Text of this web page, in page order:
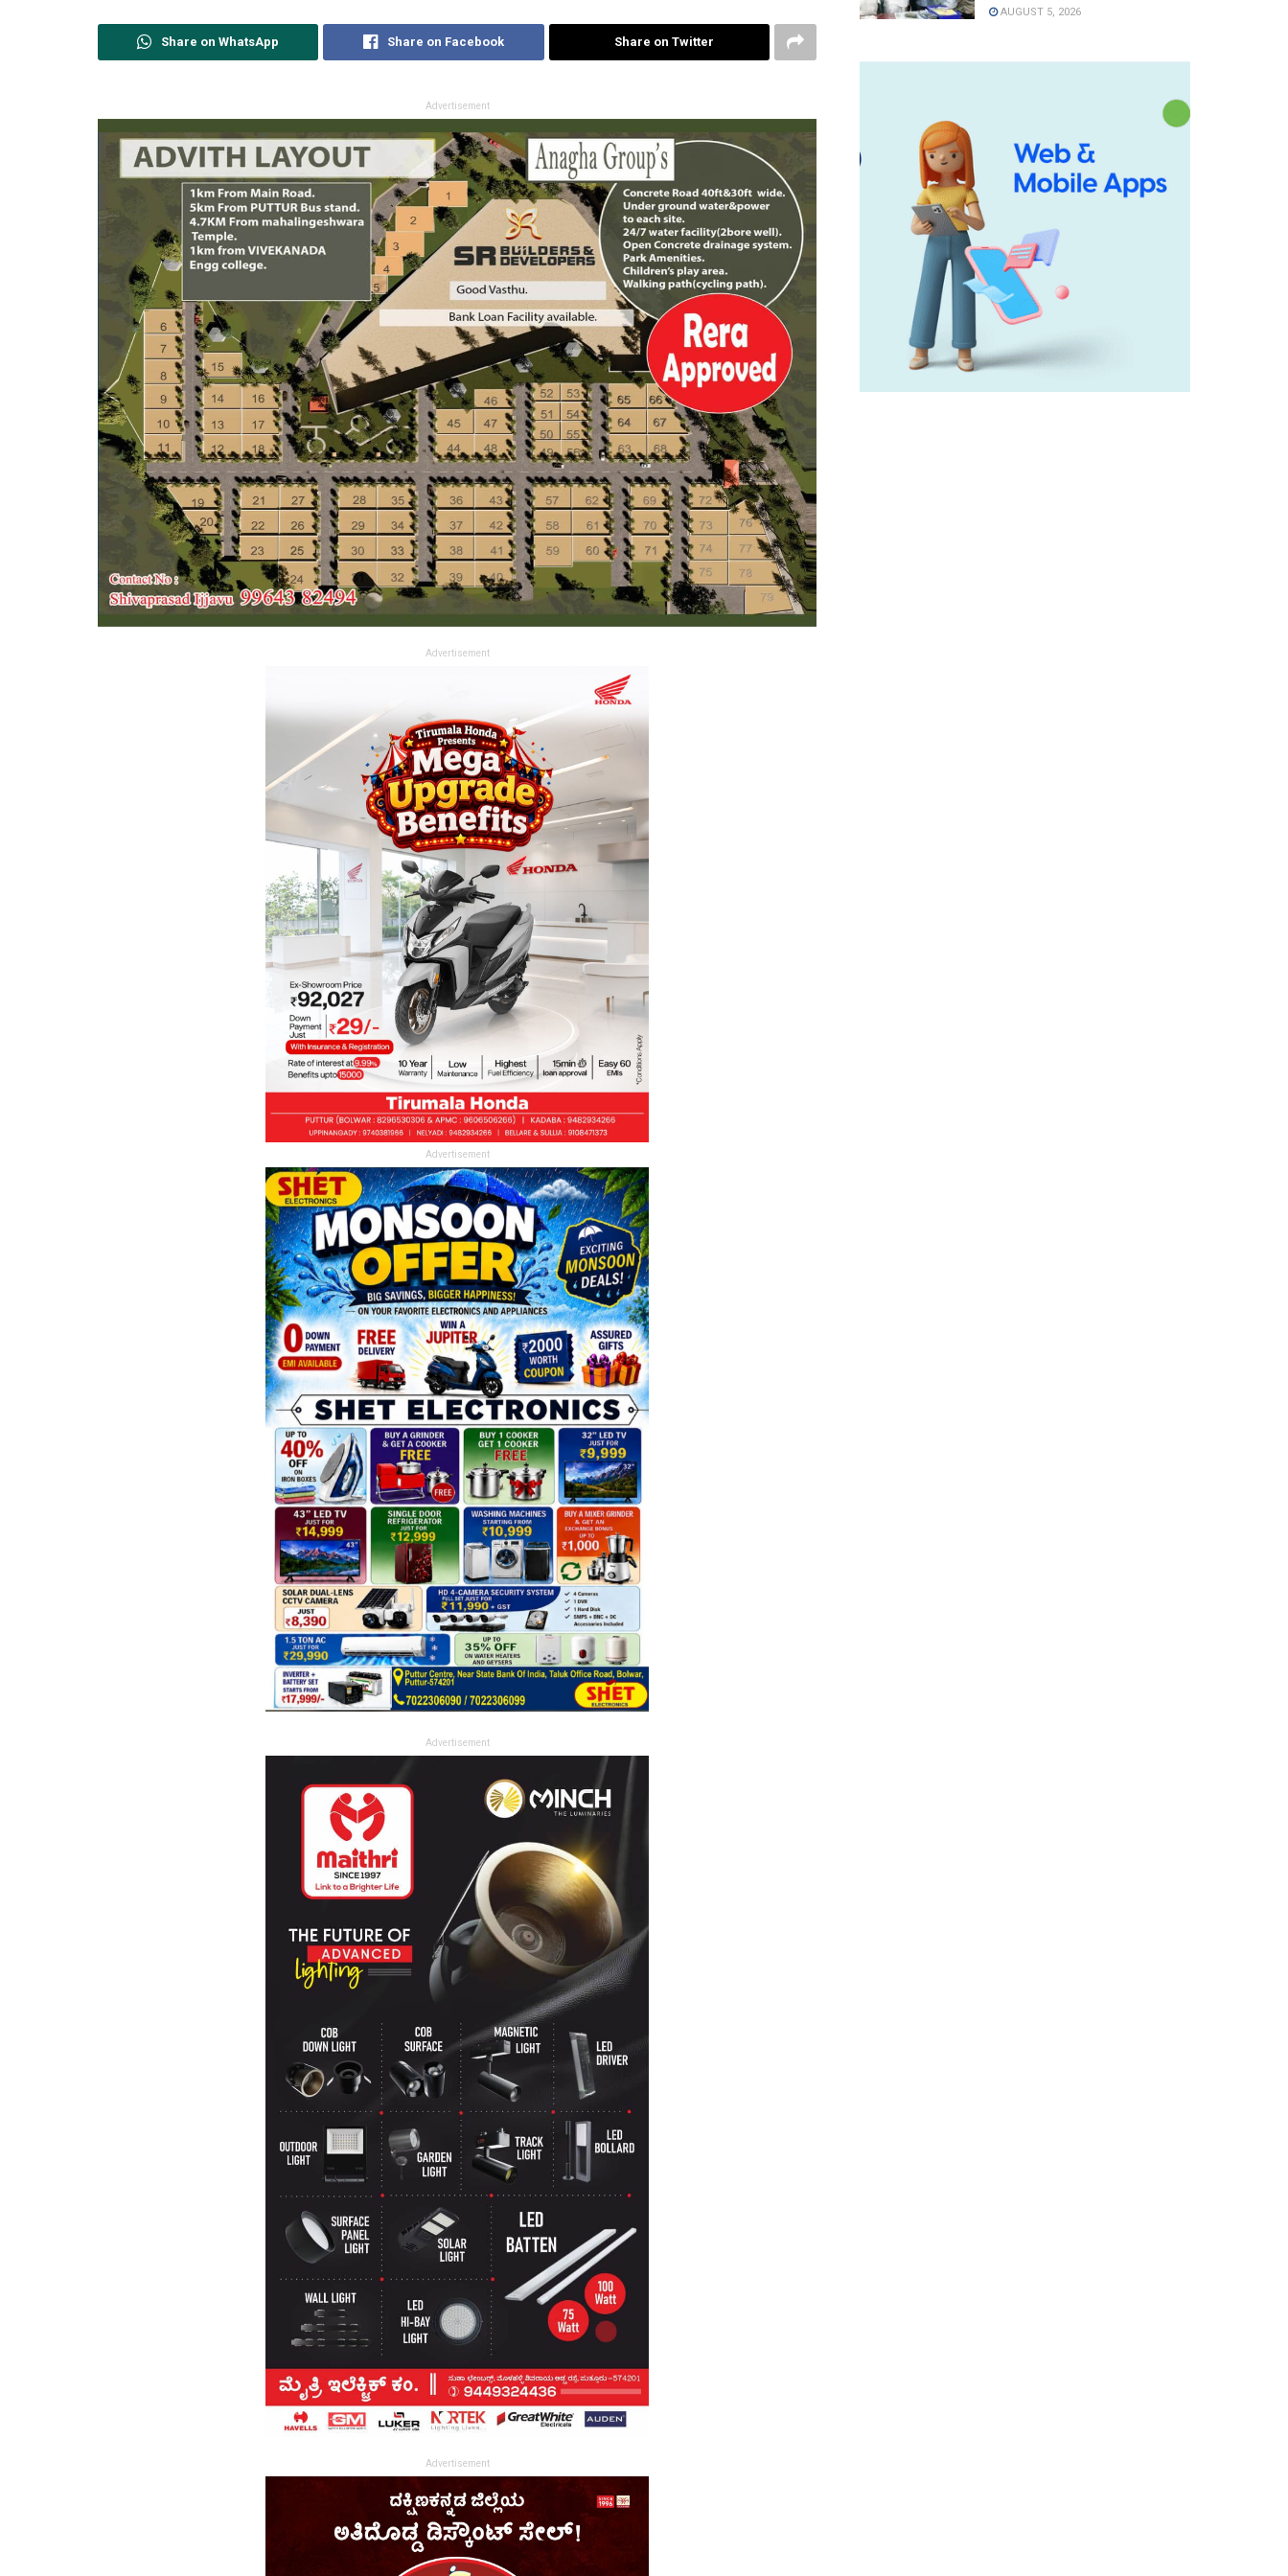
Share on WhatsApp Share on Facebook Share on Twitter
Advertisement
Advertisement
Advertisement
Advertisement
Advertisement
AUGUST 5, 2026